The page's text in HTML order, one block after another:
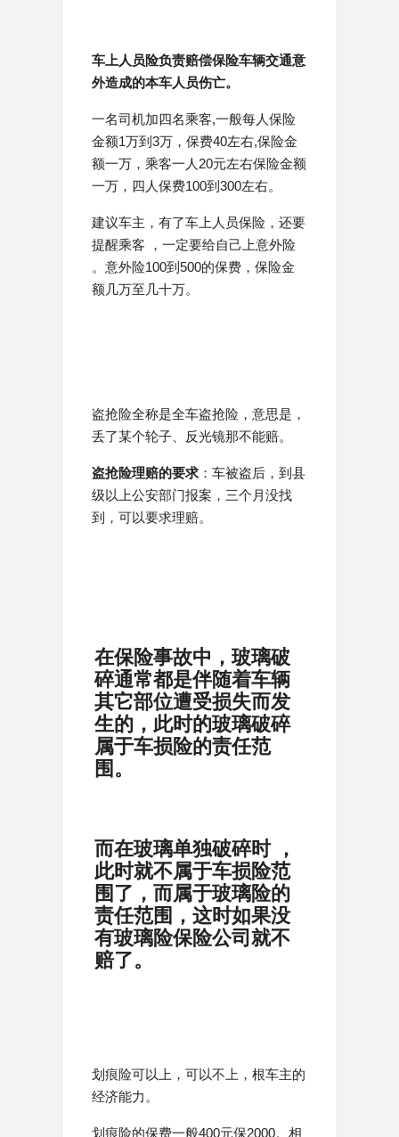
车上人员险负责赔偿保险车辆交通意
外造成的本车人员伤亡。
一名司机加四名乘客,一般每人保险
金额1万到3万，保费40左右,保险金
额一万，乘客一人20元左右保险金额
一万，四人保费100到300左右。
建议车主，有了车上人员保险，还要
提醒乘客 ，一定要给自己上意外险
。意外险100到500的保费，保险金
额几万至几十万。
盗抢险全称是全车盗抢险，意思是，
丢了某个轮子、反光镜那不能赔。
盗抢险理赔的要求：车被盗后，到县
级以上公安部门报案，三个月没找
到，可以要求理赔。
在保险事故中，玻璃破
碎通常都是伴随着车辆
其它部位遭受损失而发
生的，此时的玻璃破碎
属于车损险的责任范
围。
而在玻璃单独破碎时 ，
此时就不属于车损险范
围了，而属于玻璃险的
责任范围，这时如果没
有玻璃险保险公司就不
赔了。
划痕险可以上，可以不上，根车主的
经济能力。
划痕险的保费一般400元保2000。相